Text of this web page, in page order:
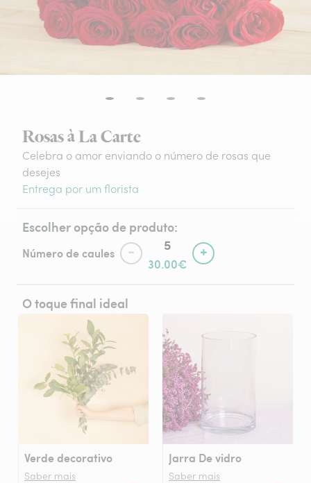
Rosas à La Carte
Celebra o amor enviando o número de rosas que
desejes
Entrega por um florista
Escolher opção de produto:
Número de caules -
30.00€
+
O toque final ideal
Verde decorativo
Saber mais
Jarra De vidro
Saber mais